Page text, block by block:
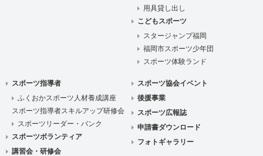
用具貸し出し
こどもスポーツ
スタージャンプ福岡
福岡市スポーツ少年団
スポーツ体験ランド
スポーツ指導者
ふくおかスポーツ人材養成講座
スポーツ指導者スキルアップ研修会
スポーツリーダー・バンク
スポーツボランティア
講習会・研修会
スポーツ協会イベント
後援事業
スポーツ広報誌
申請書ダウンロード
フォトギャラリー